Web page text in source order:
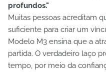
profundos."
Muitas pessoas acreditam
suficiente para criar um
Modelo M3 ensina que a
partida. O verdadeiro laço
tempo, por meio da